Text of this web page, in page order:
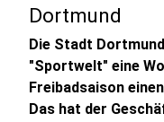
Dortmund
Die Stadt
"Sportwelt" eine
Freibadsaison
Das hat der